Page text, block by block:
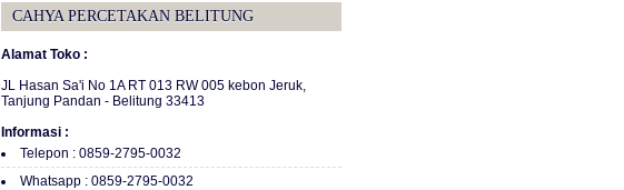
CAHYA PERCETAKAN BELITUNG
Alamat Toko :
JL Hasan Sa'i No 1A RT 013 RW 005 kebon Jeruk,
Tanjung Pandan - Belitung 33413
Informasi :
Telepon : 0859-2795-0032
Whatsapp : 0859-2795-0032